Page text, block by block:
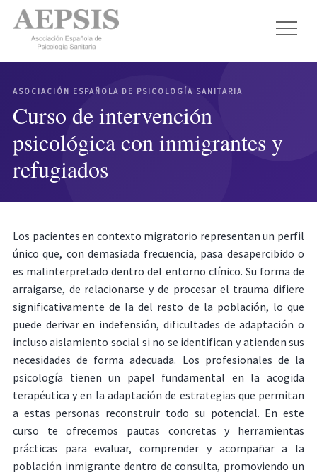
ASOCIACIÓN ESPAÑOLA DE PSICOLOGÍA SANITARIA
Curso de intervención
psicológica con inmigrantes y
refugiados
Los pacientes en contexto migratorio representan un perfil
único que, con demasiada frecuencia, pasa desapercibido o
es malinterpretado dentro del entorno clínico. Su forma de
arraigarse, de relacionarse y de procesar el trauma difiere
significativamente de la del resto de la población, lo que
puede derivar en indefensión, dificultades de adaptación o
incluso aislamiento social si no se identifican y atienden sus
necesidades de forma adecuada. Los profesionales de la
psicología tienen un papel fundamental en la acogida
terapéutica y en la adaptación de estrategias que permitan
a estas personas reconstruir todo su potencial. En este
curso te ofrecemos pautas concretas y herramientas
prácticas para evaluar, comprender y acompañar a la
población inmigrante dentro de consulta, promoviendo un